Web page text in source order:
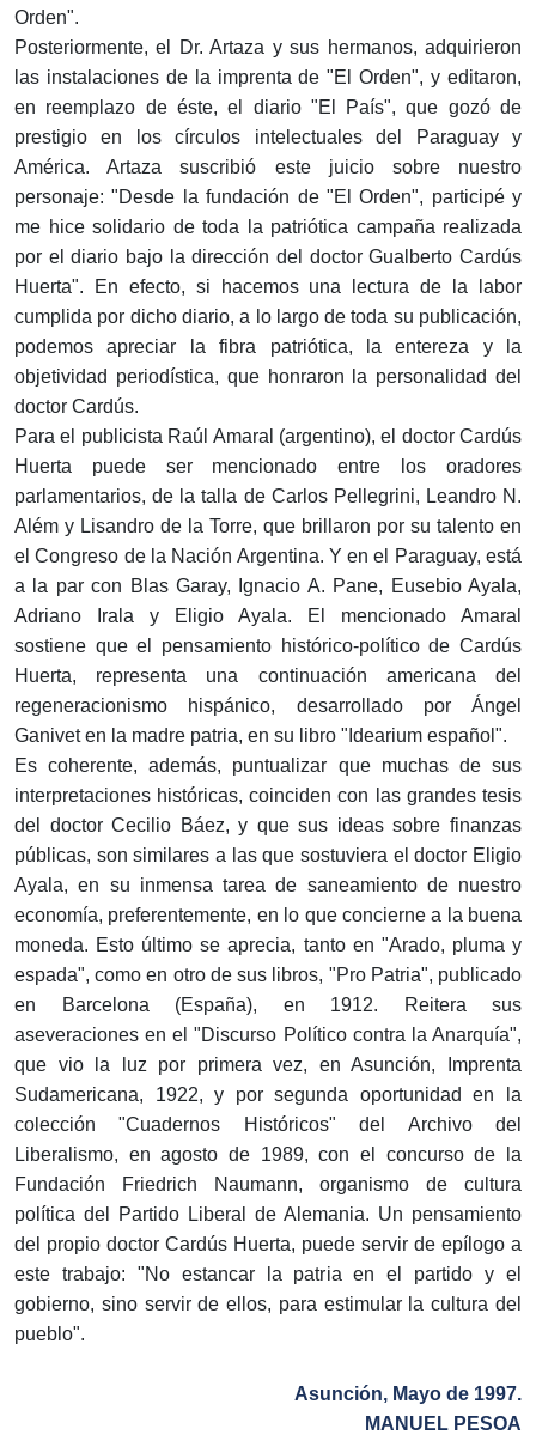
Orden".
Posteriormente, el Dr. Artaza y sus hermanos, adquirieron
las instalaciones de la imprenta de "El Orden", y editaron,
en reemplazo de éste, el diario "El País", que gozó de
prestigio en los círculos intelectuales del Paraguay y
América. Artaza suscribió este juicio sobre nuestro
personaje: "Desde la fundación de "El Orden", participé y
me hice solidario de toda la patriótica campaña realizada
por el diario bajo la dirección del doctor Gualberto Cardús
Huerta". En efecto, si hacemos una lectura de la labor
cumplida por dicho diario, a lo largo de toda su publicación,
podemos apreciar la fibra patriótica, la entereza y la
objetividad periodística, que honraron la personalidad del
doctor Cardús.
Para el publicista Raúl Amaral (argentino), el doctor Cardús
Huerta puede ser mencionado entre los oradores
parlamentarios, de la talla de Carlos Pellegrini, Leandro N.
Além y Lisandro de la Torre, que brillaron por su talento en
el Congreso de la Nación Argentina. Y en el Paraguay, está
a la par con Blas Garay, Ignacio A. Pane, Eusebio Ayala,
Adriano Irala y Eligio Ayala. El mencionado Amaral
sostiene que el pensamiento histórico-político de Cardús
Huerta, representa una continuación americana del
regeneracionismo hispánico, desarrollado por Ángel
Ganivet en la madre patria, en su libro "Idearium español".
Es coherente, además, puntualizar que muchas de sus
interpretaciones históricas, coinciden con las grandes tesis
del doctor Cecilio Báez, y que sus ideas sobre finanzas
públicas, son similares a las que sostuviera el doctor Eligio
Ayala, en su inmensa tarea de saneamiento de nuestro
economía, preferentemente, en lo que concierne a la buena
moneda. Esto último se aprecia, tanto en "Arado, pluma y
espada", como en otro de sus libros, "Pro Patria", publicado
en Barcelona (España), en 1912. Reitera sus
aseveraciones en el "Discurso Político contra la Anarquía",
que vio la luz por primera vez, en Asunción, Imprenta
Sudamericana, 1922, y por segunda oportunidad en la
colección "Cuadernos Históricos" del Archivo del
Liberalismo, en agosto de 1989, con el concurso de la
Fundación Friedrich Naumann, organismo de cultura
política del Partido Liberal de Alemania. Un pensamiento
del propio doctor Cardús Huerta, puede servir de epílogo a
este trabajo: "No estancar la patria en el partido y el
gobierno, sino servir de ellos, para estimular la cultura del
pueblo".
Asunción, Mayo de 1997.
MANUEL PESOA